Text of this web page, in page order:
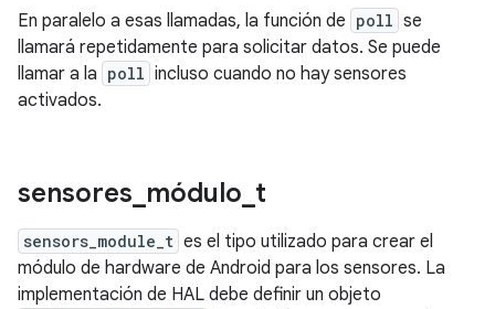
En paralelo a esas llamadas, la función de poll se
llamará repetidamente para solicitar datos. Se puede
llamar a la poll incluso cuando no hay sensores
activados.
sensores módulo t
sensors_module_t es el tipo utilizado para crear el
módulo de hardware de Android para los sensores. La
implementación de HAL debe definir un objeto